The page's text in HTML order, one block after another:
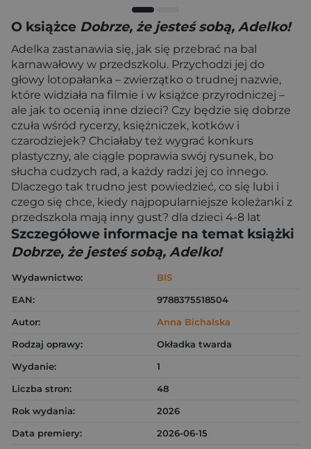
O książce Dobrze, że jesteś sobą, Adelko!
Adelka zastanawia się, jak się przebrać na bal
karnawałowy w przedszkolu. Przychodzi jej do
głowy lotopałanka – zwierzątko o trudnej nazwie,
które widziała na filmie i w książce przyrodniczej –
ale jak to ocenią inne dzieci? Czy będzie się dobrze
czuła wśród rycerzy, księżniczek, kotków i
czarodziejek? Chciałaby też wygrać konkurs
plastyczny, ale ciągle poprawia swój rysunek, bo
słucha cudzych rad, a każdy radzi jej co innego.
Dlaczego tak trudno jest powiedzieć, co się lubi i
czego się chce, kiedy najpopularniejsze koleżanki z
przedszkola mają inny gust? dla dzieci 4-8 lat
Szczegółowe informacje na temat książki
Dobrze, że jesteś sobą, Adelko!
Wydawnictwo:
BIS
EAN:
9788375518504
Autor:
Anna Bichalska
Rodzaj oprawy:
Okładka twarda
Wydanie:
1
Liczba stron:
48
Rok wydania:
2026
Data premiery:
2026-06-15